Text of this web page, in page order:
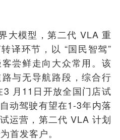
大模型，第二代 VLA 重
译环节，以 “国民智驾”
尝鲜走向大众常用。该
与无导航路段，综合行
3 月 11日开放全国门店试
动驾驶有望在1-3年内落
运营，第二代 VLA 计划
首发客户。